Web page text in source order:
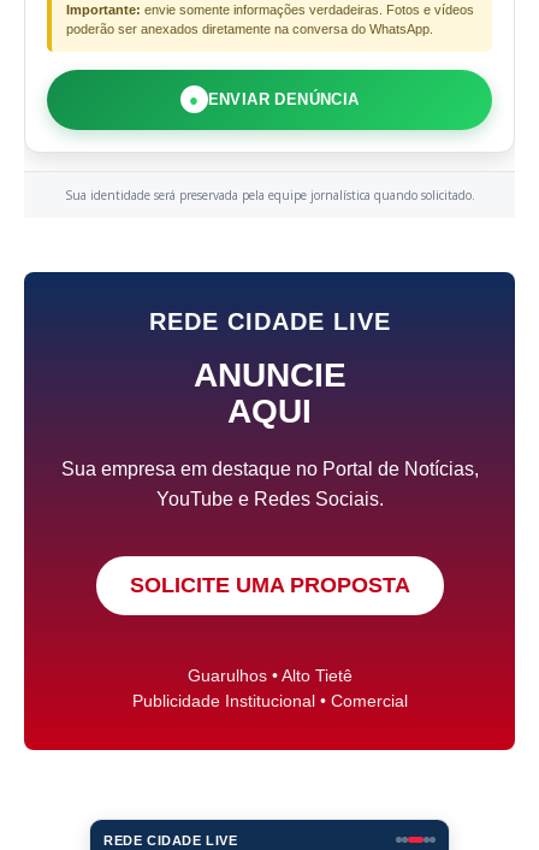
Importante: envie somente informações verdadeiras. Fotos e vídeos
poderão ser anexados diretamente na conversa do WhatsApp.
● ENVIAR DENÚNCIA
Sua identidade será preservada pela equipe jornalística quando solicitado.
REDE CIDADE LIVE
ANUNCIE
AQUI
Sua empresa em destaque no Portal de Notícias,
YouTube e Redes Sociais.
SOLICITE UMA PROPOSTA
Guarulhos • Alto Tietê
Publicidade Institucional • Comercial
REDE CIDADE LIVE